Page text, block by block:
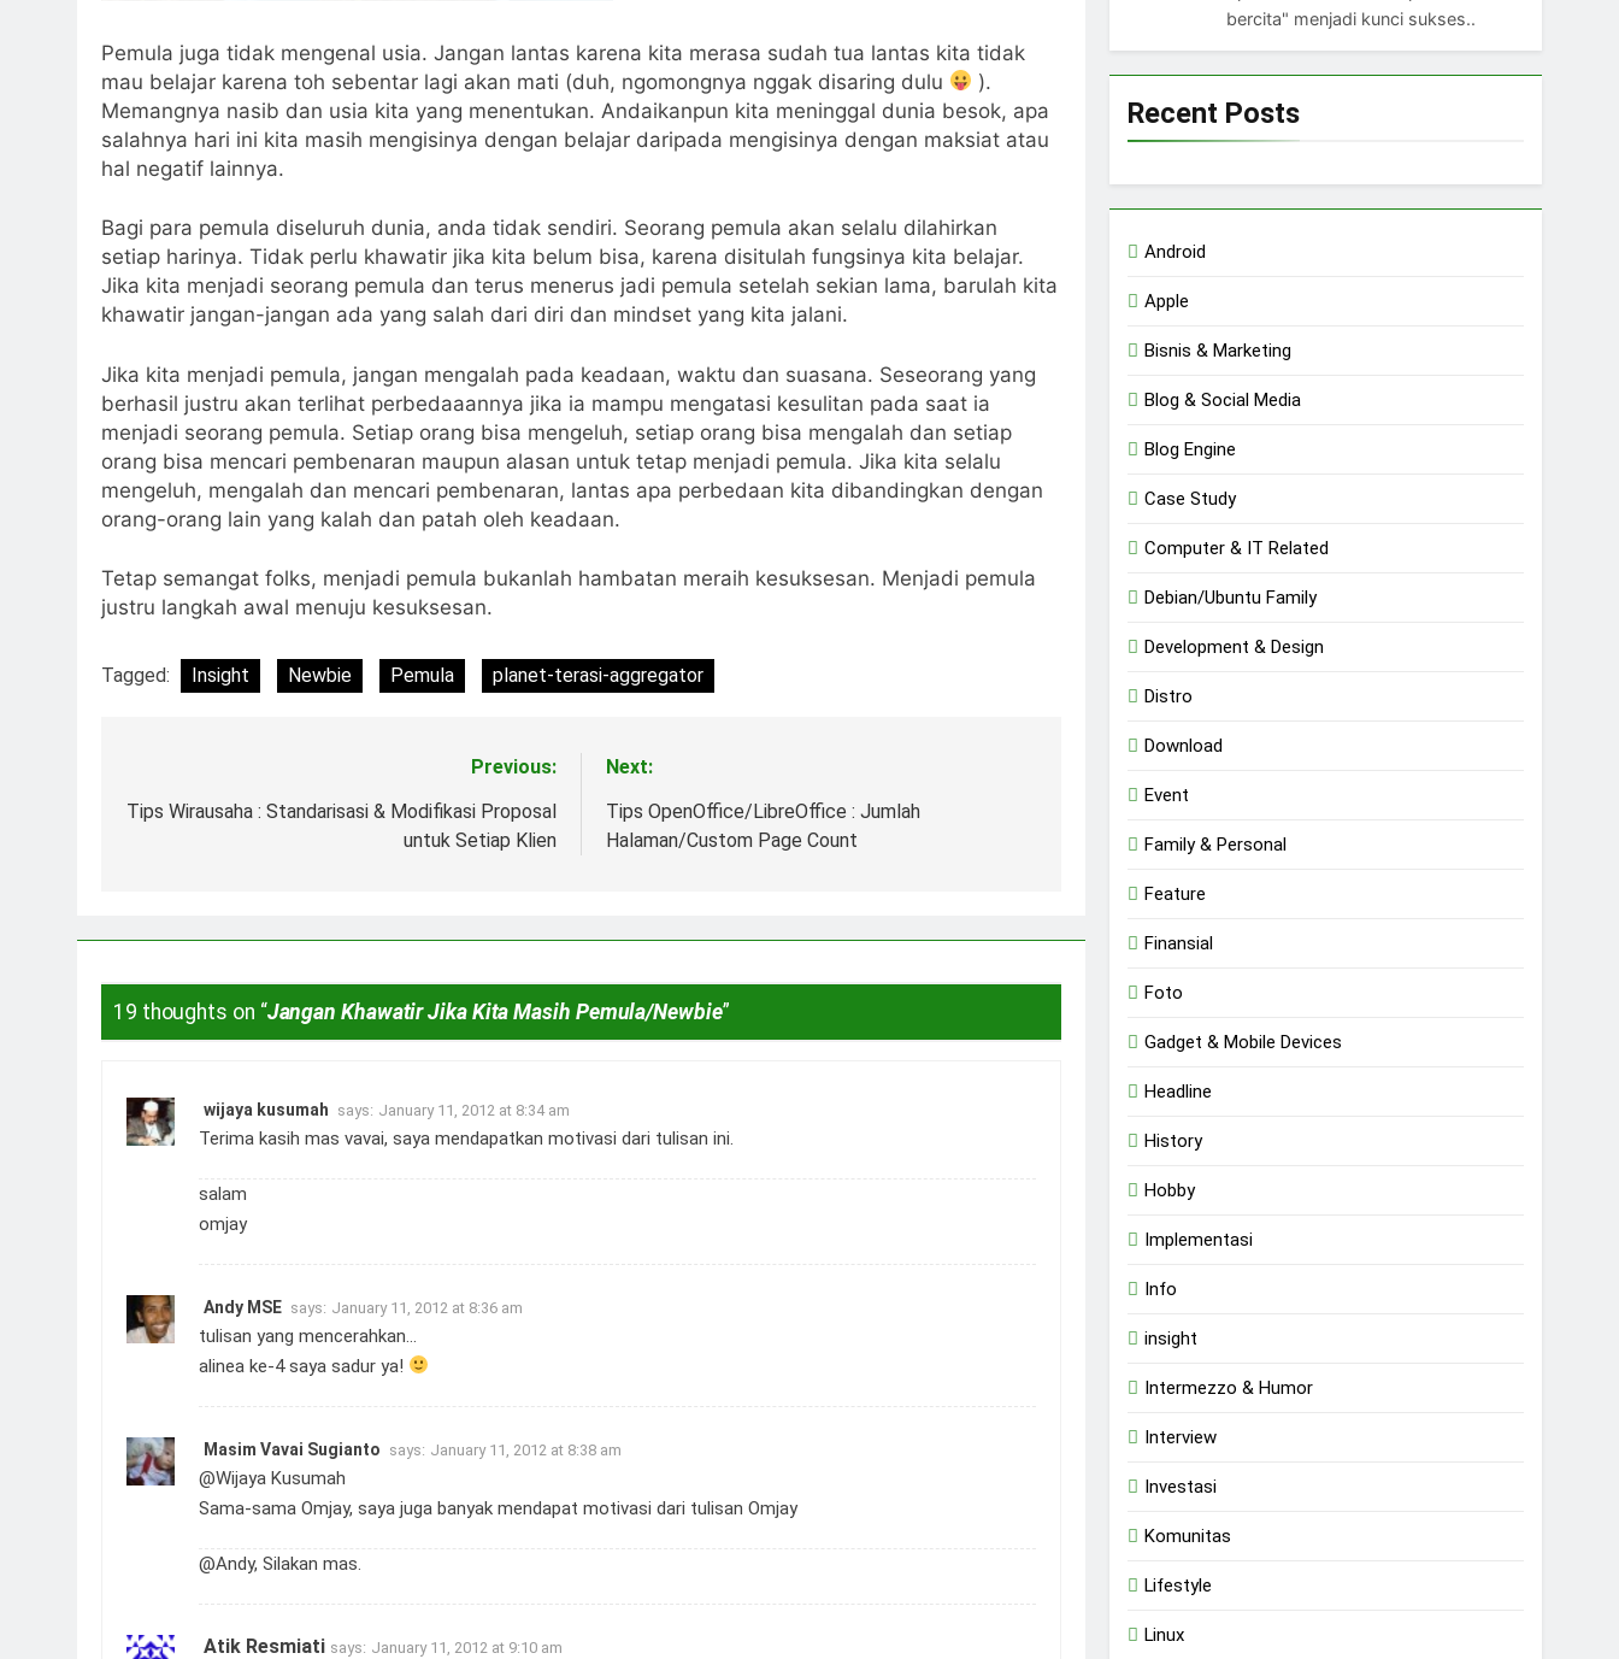
Pemula juga tidak mengenal usia. Jangan lantas karena kita merasa sudah tua lantas kita tidak
mau belajar karena toh sebentar lagi akan mati (duh, ngomongnya nggak disaring dulu
).
Memangnya nasib dan usia kita yang menentukan. Andaikanpun kita meninggal dunia besok, apa
salahnya hari ini kita masih mengisinya dengan belajar daripada mengisinya dengan maksiat atau
hal negatif lainnya.
Bagi para pemula diseluruh dunia, anda tidak sendiri. Seorang pemula akan selalu dilahirkan
setiap harinya. Tidak perlu khawatir jika kita belum bisa, karena disitulah fungsinya kita belajar.
Jika kita menjadi seorang pemula dan terus menerus jadi pemula setelah sekian lama, barulah kita
khawatir jangan-jangan ada yang salah dari diri dan mindset yang kita jalani.
Jika kita menjadi pemula, jangan mengalah pada keadaan, waktu dan suasana. Seseorang yang
berhasil justru akan terlihat perbedaaannya jika ia mampu mengatasi kesulitan pada saat ia
menjadi seorang pemula. Setiap orang bisa mengeluh, setiap orang bisa mengalah dan setiap
orang bisa mencari pembenaran maupun alasan untuk tetap menjadi pemula. Jika kita selalu
mengeluh, mengalah dan mencari pembenaran, lantas apa perbedaan kita dibandingkan dengan
orang-orang lain yang kalah dan patah oleh keadaan.
Tetap semangat folks, menjadi pemula bukanlah hambatan meraih kesuksesan. Menjadi pemula
justru langkah awal menuju kesuksesan.
Tagged: Insight Newbie Pemula planet-terasi-aggregator
navigation
Previous:
Tips Wirausaha : Standarisasi & Modifikasi Proposal
untuk Setiap Klien
Next:
Tips OpenOffice/LibreOffice : Jumlah
Halaman/Custom Page Count
19 thoughts on “Jangan Khawatir Jika Kita Masih Pemula/Newbie”
wijaya kusumah says: January 11, 2012 at 8:34 am
Terima kasih mas vavai, saya mendapatkan motivasi dari tulisan ini.
salam
omjay
Andy MSE says: January 11, 2012 at 8:36 am
tulisan yang mencerahkan…
alinea ke-4 saya sadur ya!
Masim Vavai Sugianto says: January 11, 2012 at 8:38 am
@Wijaya Kusumah
Sama-sama Omjay, saya juga banyak mendapat motivasi dari tulisan Omjay
@Andy, Silakan mas.
Atik Resmiati says: January 11, 2012 at 9:10 am
bercita" menjadi kunci sukses..
Recent Posts
Android
Apple
Bisnis & Marketing
Blog & Social Media
Blog Engine
Case Study
Computer & IT Related
Debian/Ubuntu Family
Development & Design
Distro
Download
Event
Family & Personal
Feature
Finansial
Foto
Gadget & Mobile Devices
Headline
History
Hobby
Implementasi
Info
insight
Intermezzo & Humor
Interview
Investasi
Komunitas
Lifestyle
Linux